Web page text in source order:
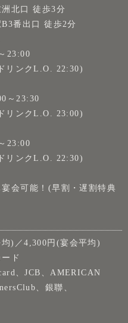
洲北口 徒歩3分
番出口 徒歩2分
23:00
リンクL.O. 22:30)
23:30
リンクL.O. 23:00)
23:00
リンクL.O. 22:30)
会可能！(早割・遅割特典
)／4,300円(宴会平均)
ド
、JCB、AMERICAN
、銀聯、